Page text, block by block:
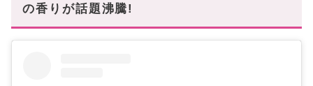
の香りが話題沸騰!